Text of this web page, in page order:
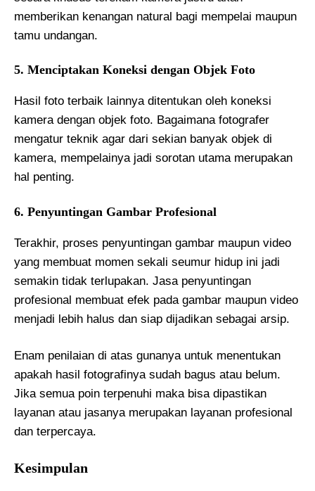
memberikan kenangan natural bagi mempelai maupun
tamu undangan.
5. Menciptakan Koneksi dengan Objek Foto
Hasil foto terbaik lainnya ditentukan oleh koneksi
kamera dengan objek foto. Bagaimana fotografer
mengatur teknik agar dari sekian banyak objek di
kamera, mempelainya jadi sorotan utama merupakan
hal penting.
6. Penyuntingan Gambar Profesional
Terakhir, proses penyuntingan gambar maupun video
yang membuat momen sekali seumur hidup ini jadi
semakin tidak terlupakan. Jasa penyuntingan
profesional membuat efek pada gambar maupun video
menjadi lebih halus dan siap dijadikan sebagai arsip.
Enam penilaian di atas gunanya untuk menentukan
apakah hasil fotografinya sudah bagus atau belum.
Jika semua poin terpenuhi maka bisa dipastikan
layanan atau jasanya merupakan layanan profesional
dan terpercaya.
Kesimpulan